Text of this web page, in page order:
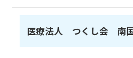
医療法人 つくし会 南